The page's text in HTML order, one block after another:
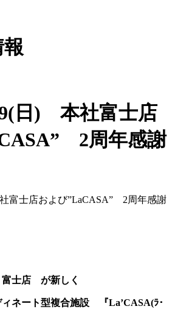
日) 本社富士店
2周年感謝
士店 が新しく
ネート型複合施設 『La’CASA(ﾗ･